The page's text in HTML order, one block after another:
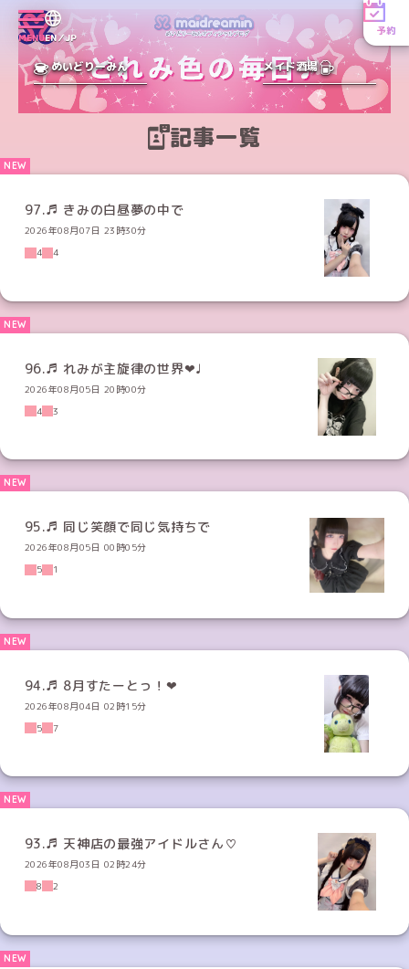
MENUEN／JP
予約
めいどりーみん メイド酒場
記事一覧
97.♬ きみの白昼夢の中で
2026年08月07日 23時30分
4
4
96.♬ れみが主旋律の世界‪‪❤︎‬♩
2026年08月05日 20時00分
4
3
95.♬ 同じ笑顔で同じ気持ちで
2026年08月05日 00時05分
5
1
2026年08月04日 02時15分
5
7
93.♬ 天神店の最強アイドルさん♡
2026年08月03日 02時24分
8
2